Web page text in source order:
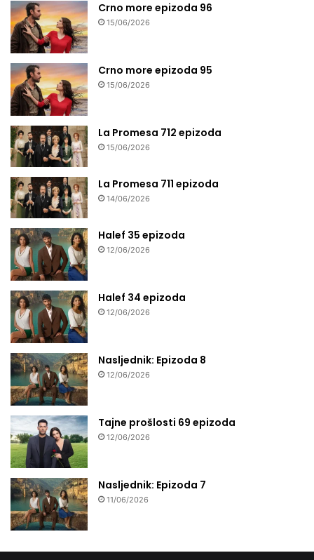
Crno more epizoda 96
15/06/2026
Crno more epizoda 95
15/06/2026
La Promesa 712 epizoda
15/06/2026
La Promesa 711 epizoda
14/06/2026
Halef 35 epizoda
12/06/2026
Halef 34 epizoda
12/06/2026
Nasljednik: Epizoda 8
12/06/2026
Tajne prošlosti 69 epizoda
12/06/2026
Nasljednik: Epizoda 7
11/06/2026